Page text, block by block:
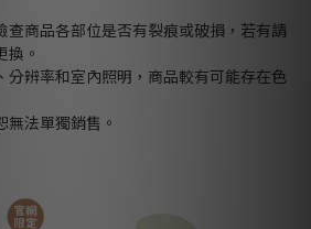
查商品各部位是否有裂痕或破損，若有請
換。
分辨率和室內照明，商品較有可能存在色
無法單獨銷售。